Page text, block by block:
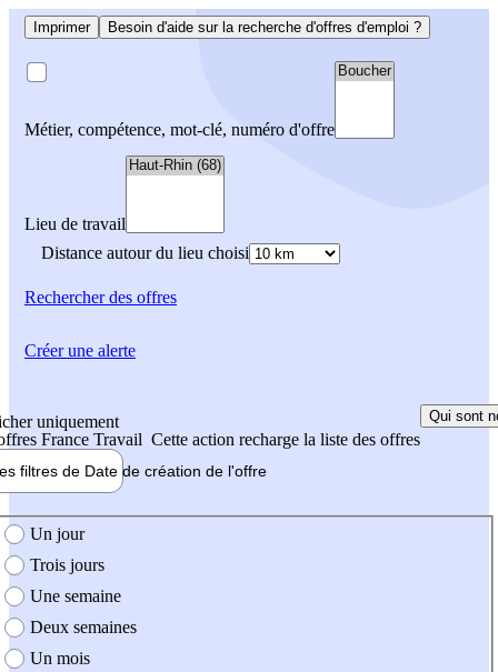
Imprimer Besoin d'aide sur la recherche d'offres d'emploi ?
Métier, compétence, mot-clé, numéro d'offre
Lieu de travail
Distance autour du lieu choisi
Rechercherdes offres
uniquement
France Travail Cette action recharge la liste des offres
Qui sont
filtres de Date de création de l'offre
création de l'offre
Un jour
Trois jours
Une semaine
Deux semaines
Un mois
Créer une alerte